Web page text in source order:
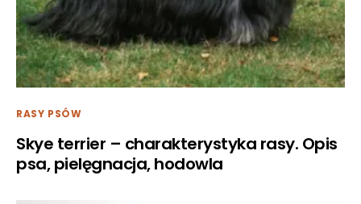
RASY PSÓW
Skye terrier – charakterystyka rasy. Opis
psa, pielęgnacja, hodowla